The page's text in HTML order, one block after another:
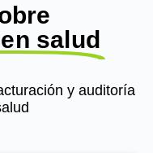
salud
y auditoría